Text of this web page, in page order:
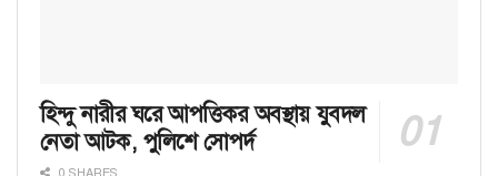
হিন্দু নারীর ঘরে আপত্তিকর অবস্থায় যুবদল
নেতা আটক, পুলিশে সোপর্দ